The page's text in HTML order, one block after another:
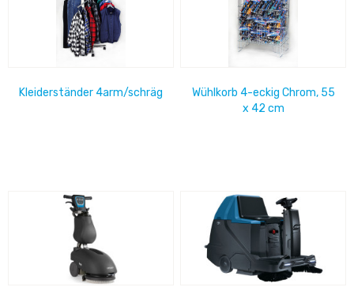
Kleiderständer 4arm/schräg
Wühlkorb 4-eckig Chrom, 55
x 42 cm